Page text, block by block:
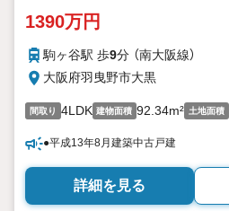
1390万円
駒ヶ谷駅 歩9分 （南大阪線）
大阪府羽曳野市大黒
間取り 4LDK 建物面積 92.34m² 土地面積
●平成13年8月建築中古戸建
詳細を見る